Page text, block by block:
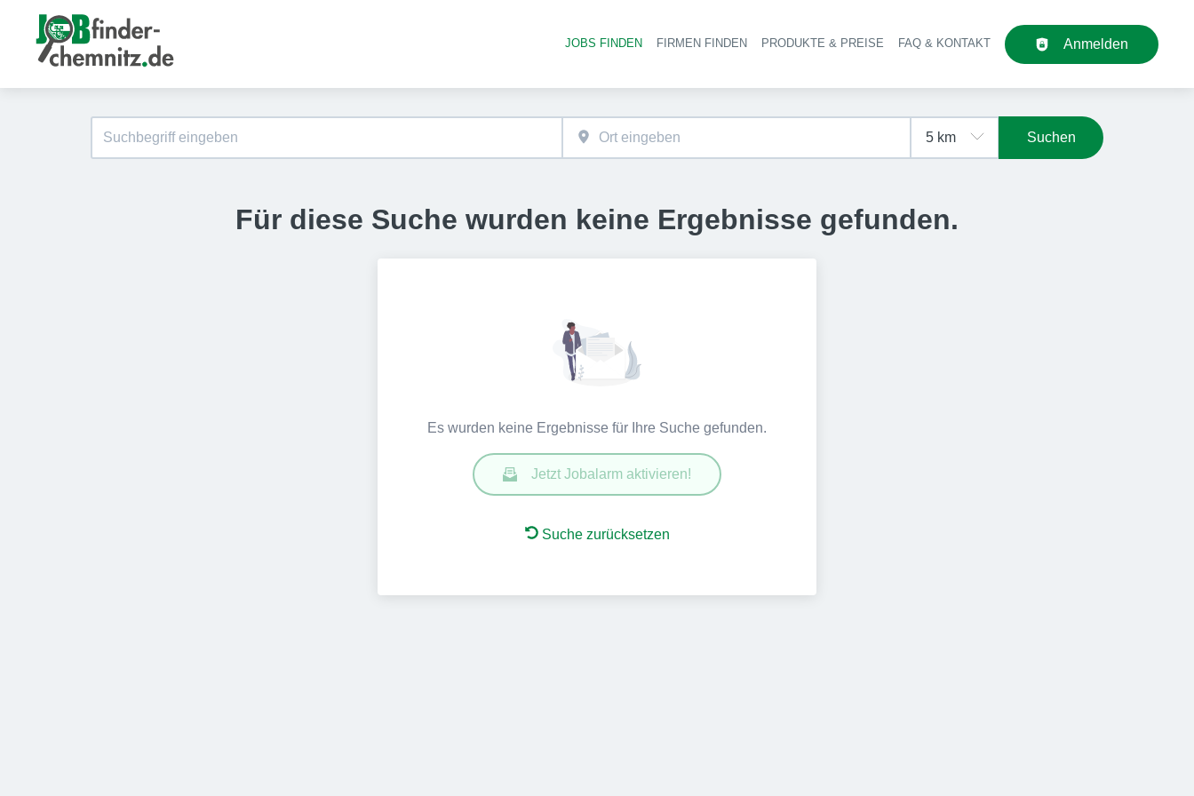
Haupt-Navigation
JOBS FINDEN FIRMEN FINDEN PRODUKTE & PREISE FAQ & KONTAKT Anmelden
Suchen
Für diese Suche wurden keine Ergebnisse gefunden.
Es wurden keine Ergebnisse für Ihre Suche gefunden.
Jetzt Jobalarm aktivieren!
Suche zurücksetzen